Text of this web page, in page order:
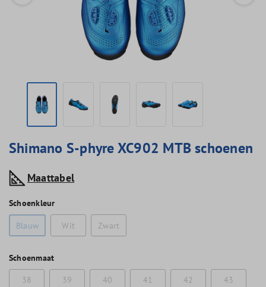
Shimano S-phyre XC902 MTB schoenen
Maattabel
Schoenkleur
Blauw
Wit Zwart
Schoenmaat
38
39 40 41 42 43